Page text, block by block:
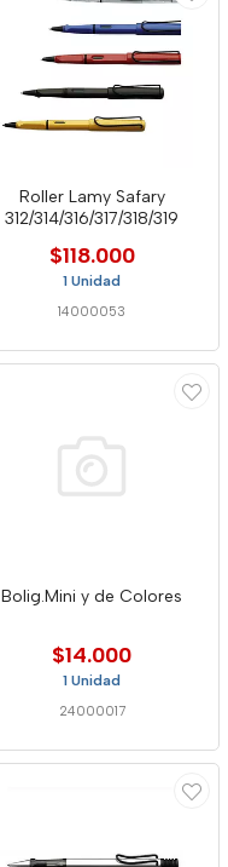
Roller Lamy Safary
312/314/316/317/318/319
$118.000
1 Unidad
14000053
Bolig.Mini y de Colores
$14.000
1 Unidad
24000017